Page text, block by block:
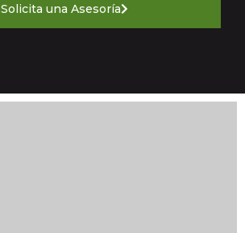
Solicita una Asesoría